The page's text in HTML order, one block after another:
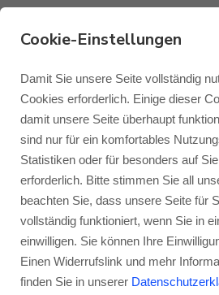
Monitor Audio
Monitor Audio Custom
Roksan
Blok
Blog Monitor Audio
Blog Roksan
Blog Blok
Testbericht
Audio Gold
Stereophile
VON JENS RAGENOW
Thomas J. Norton vom
Fachmagazin „Stereophile“
Cookie-Einstellungen
Damit Sie unsere Seite vollständig
Cookies erforderlich. Einige dieser
damit unsere Seite überhaupt
sind nur für ein komfortables
Statistiken oder für besonders auf
erforderlich. Bitte stimmen Sie all
beachten Sie, dass unsere Seite für
vollständig funktioniert, wenn Sie in
einwilligen. Sie können Ihre
Einen Widerrufslink und mehr
finden Sie in unserer